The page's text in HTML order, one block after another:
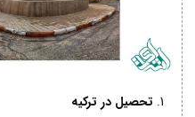
تحصیل در ترکیه